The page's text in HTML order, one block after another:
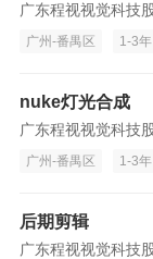
广东程视视觉科技
广州-番禺区 1-3年
nuke灯光合成
广东程视视觉科技
广州-番禺区 1-3年
后期剪辑
广东程视视觉科技